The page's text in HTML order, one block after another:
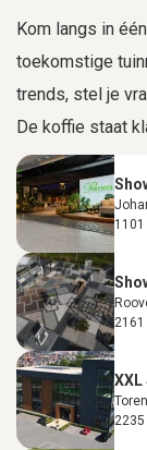
Kom langs in
toekomstige
trends, stel je
De koffie staat
2161
2235